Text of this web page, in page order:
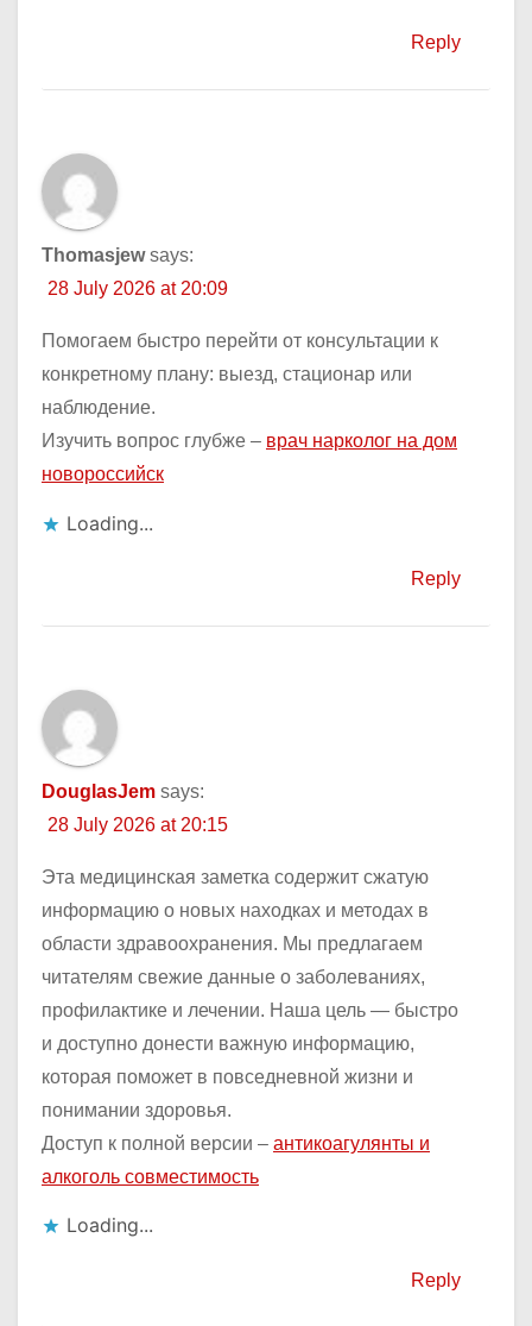
Reply
Thomasjew says:
28 July 2026 at 20:09
Помогаем быстро перейти от консультации к
конкретному плану: выезд, стационар или
наблюдение.
Изучить вопрос глубже – врач нарколог на дом
новороссийск
Loading...
Reply
DouglasJem says:
28 July 2026 at 20:15
Эта медицинская заметка содержит сжатую
информацию о новых находках и методах в
области здравоохранения. Мы предлагаем
читателям свежие данные о заболеваниях,
профилактике и лечении. Наша цель — быстро
и доступно донести важную информацию,
которая поможет в повседневной жизни и
понимании здоровья.
Доступ к полной версии – антикоагулянты и
алкоголь совместимость
Loading...
Reply